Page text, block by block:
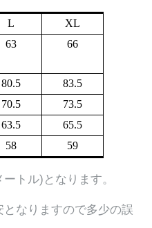
L
XL
63 66
80.5
83.5
70.5
73.5
63.5
65.5
58 59
トル)となります。
なりますので多少の誤